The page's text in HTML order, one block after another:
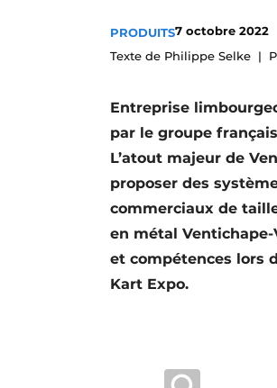
S’inscrire
Video’s
PRODUITS7 octobre 2022
Texte de Philippe Selke
Entreprise
par le groupe
L’atout majeur de
proposer des
commerciaux de
en métal
et compétences lors
Kart Expo.